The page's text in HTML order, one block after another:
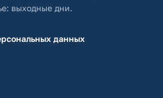
выходные дни.
данных